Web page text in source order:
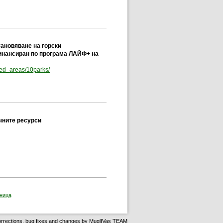
на горски
по програма ЛАЙФ+ на
10parks/(отваря се в нов прозорец)
ресурси
bug fixes and changes by MuglIVas TEAM